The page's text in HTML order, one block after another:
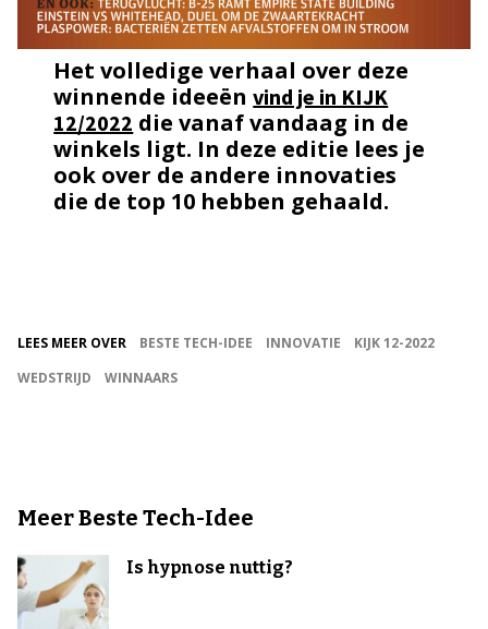
Het volledige verhaal over deze
winnende ideeënvind je in KIJK
12/2022 die vanaf vandaag in de
winkels ligt. In deze editie lees je
ook over de andere innovaties
die de top 10 hebben gehaald.
LEES MEER OVER BESTE TECH-IDEE INNOVATIE
KIJK 12-2022
WEDSTRIJD
WINNAARS
Meer Beste Tech-Idee
Is hypnose nuttig?